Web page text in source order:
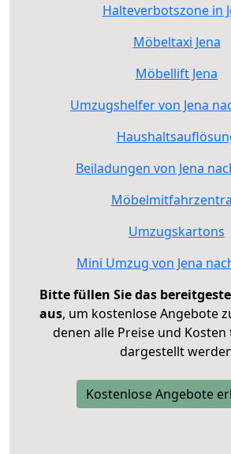
Halteverbotszone in
Möbeltaxi Jena
Möbellift Jena
Umzugshelfer von Jena
Beiladungen von Jena
Umzugskartons
Mini Umzug von Jena
Bitte füllen Sie das
aus, um kostenlose Angebote
denen alle Preise und
dargestellt
Kostenlose Angebote